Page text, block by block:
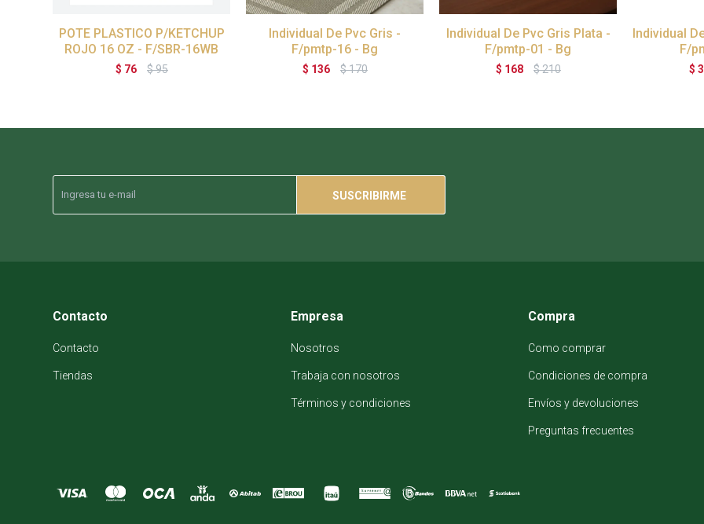
POTE PLASTICO P/KETCHUP
ROJO 16 OZ - F/SBR-16WB
$ 76 $95
Individual De Pvc Gris -
F/pmtp-16 - Bg
$ 136 $170
Individual De Pvc Gris Plata -
F/pmtp-01 - Bg
$ 168 $210
Individual
F/
$
SUSCRIBIRME
Contacto
Contacto
Tiendas
Empresa
Nosotros
Trabaja con nosotros
Términos y condiciones
Compra
Como comprar
Condiciones de compra
Envíos y devoluciones
Preguntas frecuentes